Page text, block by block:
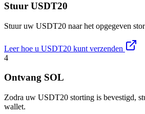
Stuur USDT20
Stuur uw USDT20 naar het opgegeven
Leer hoe u USDT20 kunt verzenden
4
Ontvang SOL
Zodra uw USDT20 storting is bevestigd,
wallet.